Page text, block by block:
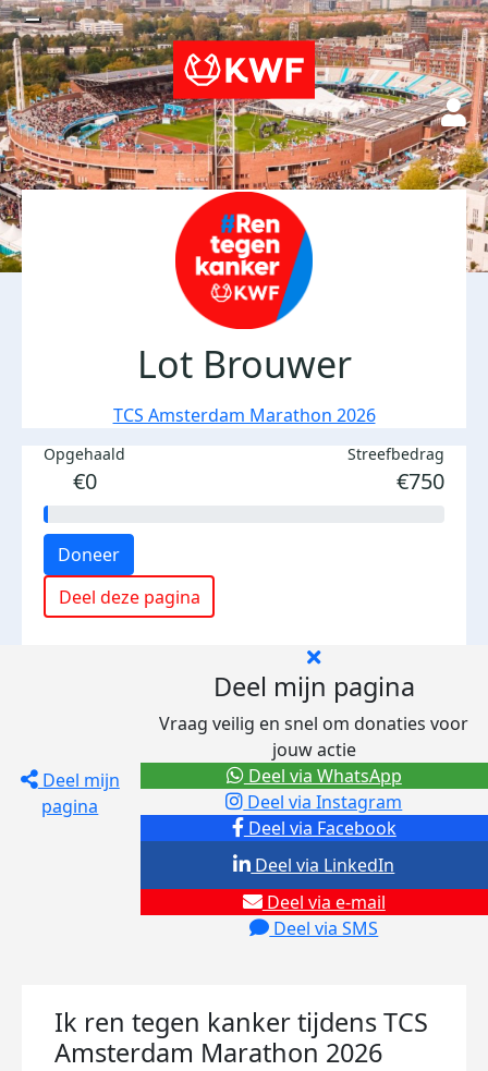
Lot Brouwer
TCS Amsterdam Marathon 2026
Opgehaald
€0
Streefbedrag
€750
Doneer
Deel deze pagina
Deel mijn
pagina
Deel mijn pagina
Vraag veilig en snel om donaties voor
jouw actie
Deel via Facebook
Deel via Instagram
Deel via e-mail
Deel via SMS
Deel via LinkedIn
Deel via WhatsApp
Ik ren tegen kanker tijdens TCS
Amsterdam Marathon 2026